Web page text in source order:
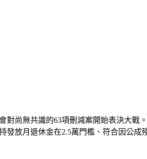
尚無共識的63項刪減案開始表決大戰
持發放月退休金在2.5萬門檻、符合因公